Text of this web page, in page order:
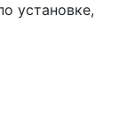
установке,